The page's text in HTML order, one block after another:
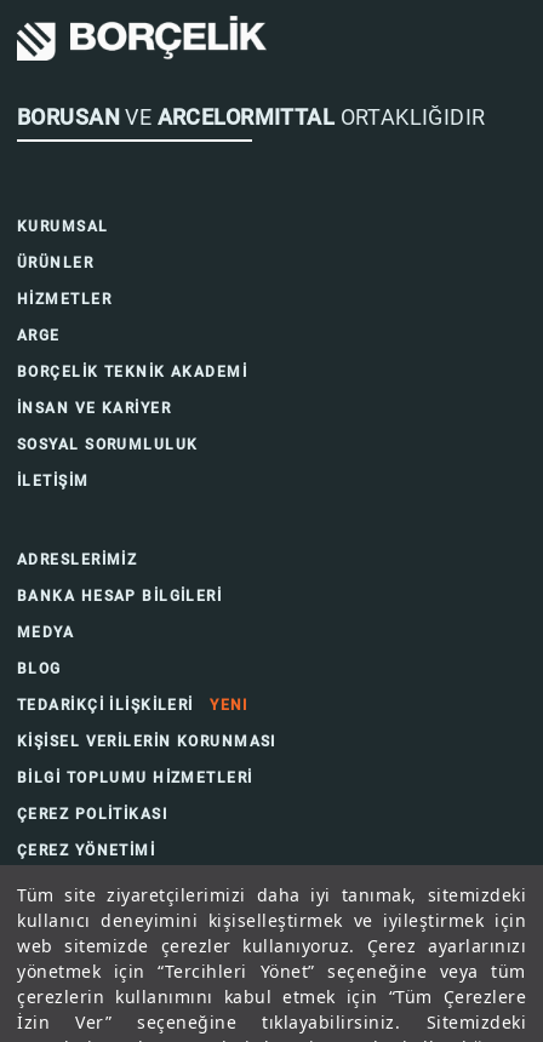
Tüm site ziyaretçilerimizi daha iyi tanımak, sitemizdeki
kullanıcı deneyimini kişiselleştirmek ve iyileştirmek için
web sitemizde çerezler kullanıyoruz. Çerez ayarlarınızı
yönetmek için “Tercihleri Yönet” seçeneğine veya tüm
çerezlerin kullanımını kabul etmek için “Tüm Çerezlere
İzin Ver” seçeneğine tıklayabilirsiniz. Sitemizdeki
BORUSANVE ARCELORMITTAL ORTAKLIĞIDIR
KURUMSAL
ÜRÜNLER
HİZMETLER
ARGE
BORÇELİK TEKNİK AKADEMİ
İNSAN VE KARİYER
SOSYAL SORUMLULUK
İLETİŞİM
ADRESLERİMİZ
BANKA HESAP BİLGİLERİ
MEDYA
BLOG
TEDARİKÇİ İLİŞKİLERİYENI
KİŞİSEL VERİLERİN KORUNMASI
BİLGİ TOPLUMU HİZMETLERİ
ÇEREZ POLİTİKASI
ÇEREZ YÖNETİMİ